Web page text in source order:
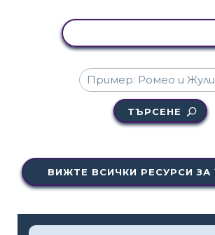
ТЪРСЕНЕ
ВИЖТЕ ВСИЧКИ РЕСУРСИ ЗА